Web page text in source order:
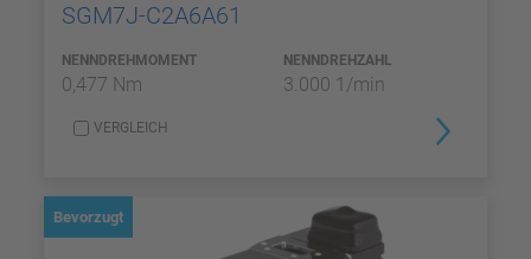
SGM7J-C2A6A61
NENNDREHMOMENT
0,477 Nm
NENNDREHZAHL
3.000 1/min
VERGLEICH
Bevorzugt